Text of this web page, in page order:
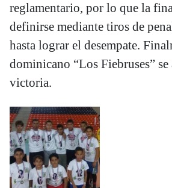
reglamentario, por lo que la
definirse mediante tiros de
hasta lograr el desempate.
dominicano “Los Fiebruses”
victoria.